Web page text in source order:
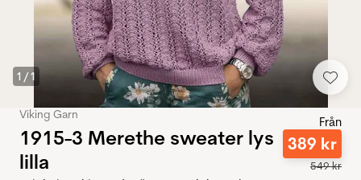
1 /1
Viking Garn
1915-3 Merethe sweater lys
lilla
Från
389 kr
549kr